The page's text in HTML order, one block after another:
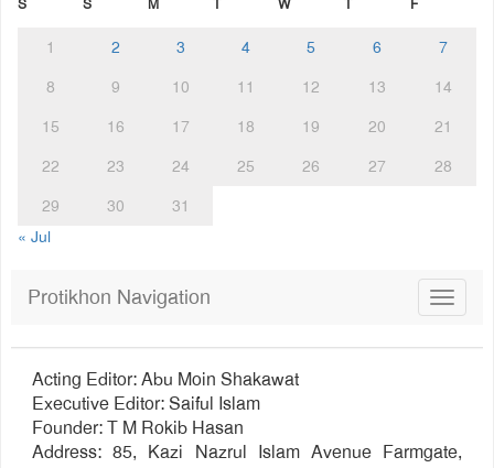
S S M T W T F
1 2 3 4 5 6
7
8
9 10 11 12 13
14
15
16 17 18 19 20
21
22
23 24 25 26 27
28
29
30
31
« Jul
Toggle
Protikhon Navigation
Acting Editor: Abu Moin Shakawat
Executive Editor: Saiful Islam
Founder: T M Rokib Hasan
Address: 85, Kazi Nazrul Islam Avenue Farmgate,